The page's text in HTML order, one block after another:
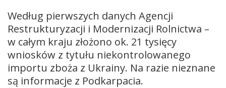
Według pierwszych danych Agencji
Restrukturyzacji i Modernizacji Rolnictwa –
w całym kraju złożono ok. 21 tysięcy
wniosków z tytułu niekontrolowanego
importu zboża z Ukrainy. Na razie nieznane
są informacje z Podkarpacia.